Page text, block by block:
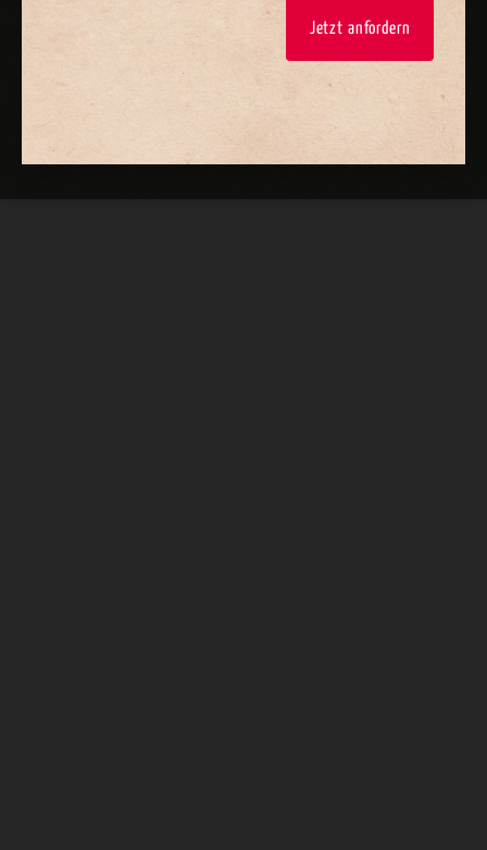
Jetzt anfordern